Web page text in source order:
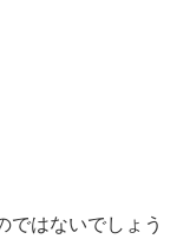
ではないでしょう